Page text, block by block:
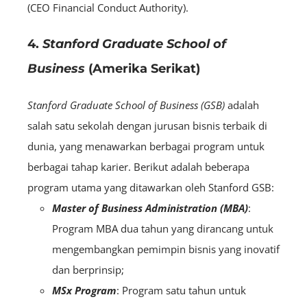
(CEO Financial Conduct Authority).
4. Stanford Graduate School of
Business (Amerika Serikat)
Stanford Graduate School of Business (GSB) adalah
salah satu sekolah dengan jurusan bisnis terbaik di
dunia, yang menawarkan berbagai program untuk
berbagai tahap karier. Berikut adalah beberapa
program utama yang ditawarkan oleh Stanford GSB:
Master of Business Administration (MBA):
Program MBA dua tahun yang dirancang untuk
mengembangkan pemimpin bisnis yang inovatif
dan berprinsip;
MSx Program: Program satu tahun untuk